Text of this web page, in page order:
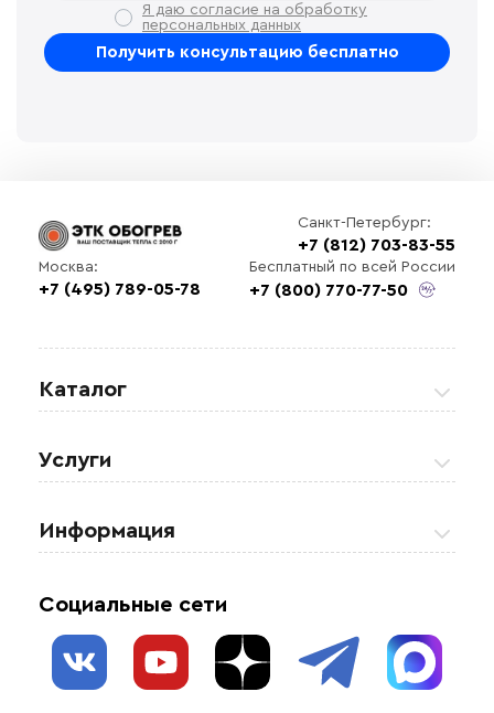
Я даю согласие на обработку
персональных данных
Санкт-Петербург:
+7 (812) 703-83-55
Москва:
+7 (495) 789-05-78
Бесплатный по всей России
+7 (800) 770-77-50
Каталог
Регулирующая аппаратура
Системы защиты от протечки
Услуги
Обогрев резервуаров
Обогрев трубопроводов
Информация
Блог
Социальные сети